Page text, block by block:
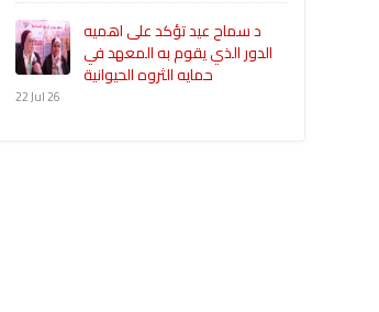
د سماح عيد تؤكد على اهميه
الدور الذي يقوم به المعهد في
حمايه الثروه الحيوانية
22 Jul 26